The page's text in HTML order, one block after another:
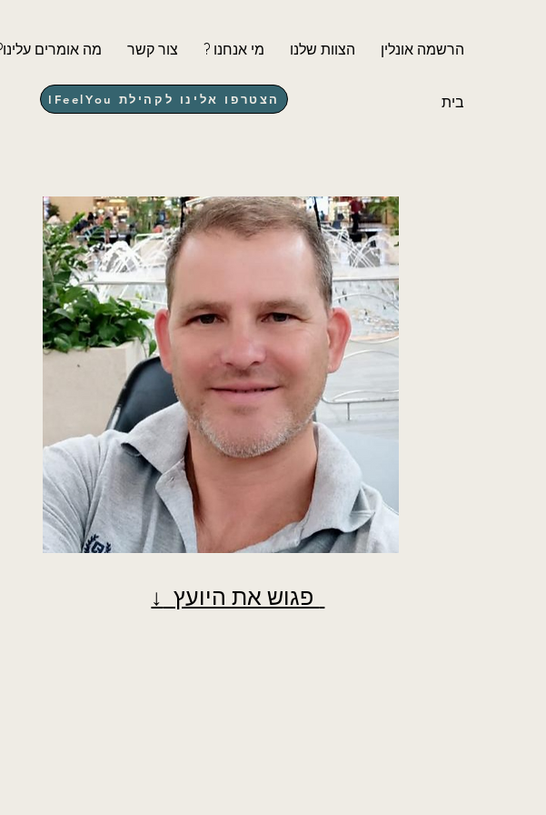
?מה אומרים עלינו צור קשר ? מי אנחנו הצוות שלנו הרשמה אונלין
בית הצטרפו אלינו לקהילת IFeelYou
פגוש את היועץ ↓